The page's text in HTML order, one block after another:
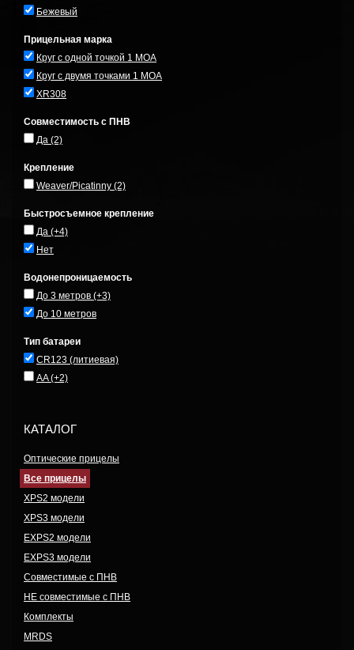
Бежевый
Прицельная марка
Круг с одной точкой 1 MOA
Круг с двумя точками 1 MOA
XR308
Совместимость с ПНВ
Да (2)
Крепление
Weaver/Picatinny (2)
Быстросъемное крепление
Да (+4)
Нет
Водонепроницаемость
До 3 метров (+3)
До 10 метров
Тип батареи
CR123 (литиевая)
AA(+2)
КАТАЛОГ
Оптические прицелы
Все прицелы
XPS2 модели
XPS3 модели
EXPS2 модели
EXPS3 модели
Совместимые с ПНВ
НЕ совместимые с ПНВ
Комплекты
MRDS